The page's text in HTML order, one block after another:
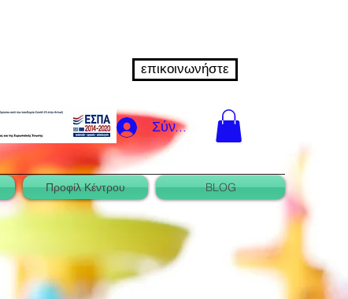
επικοινωνήστε
Σύνδεση
Προφίλ Κέντρου BLOG